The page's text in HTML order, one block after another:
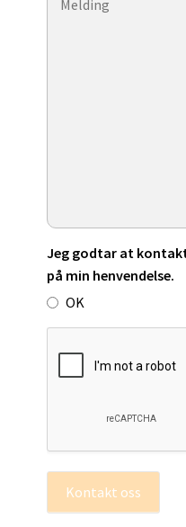
Jeg godtar at
på min henvendelse.
OK
Kontakt oss